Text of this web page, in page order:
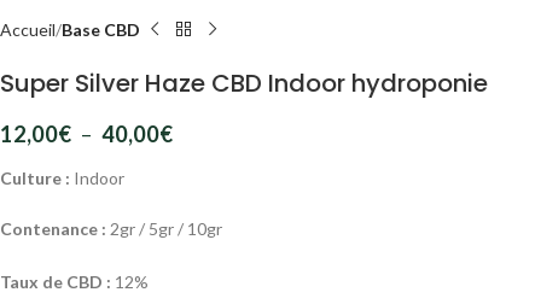
Accueil Base CBD
Super Silver Haze CBD Indoor hydroponie
12,00€ – 40,00€
Culture : Indoor
Contenance : 2gr / 5gr / 10gr
Taux de CBD : 12%